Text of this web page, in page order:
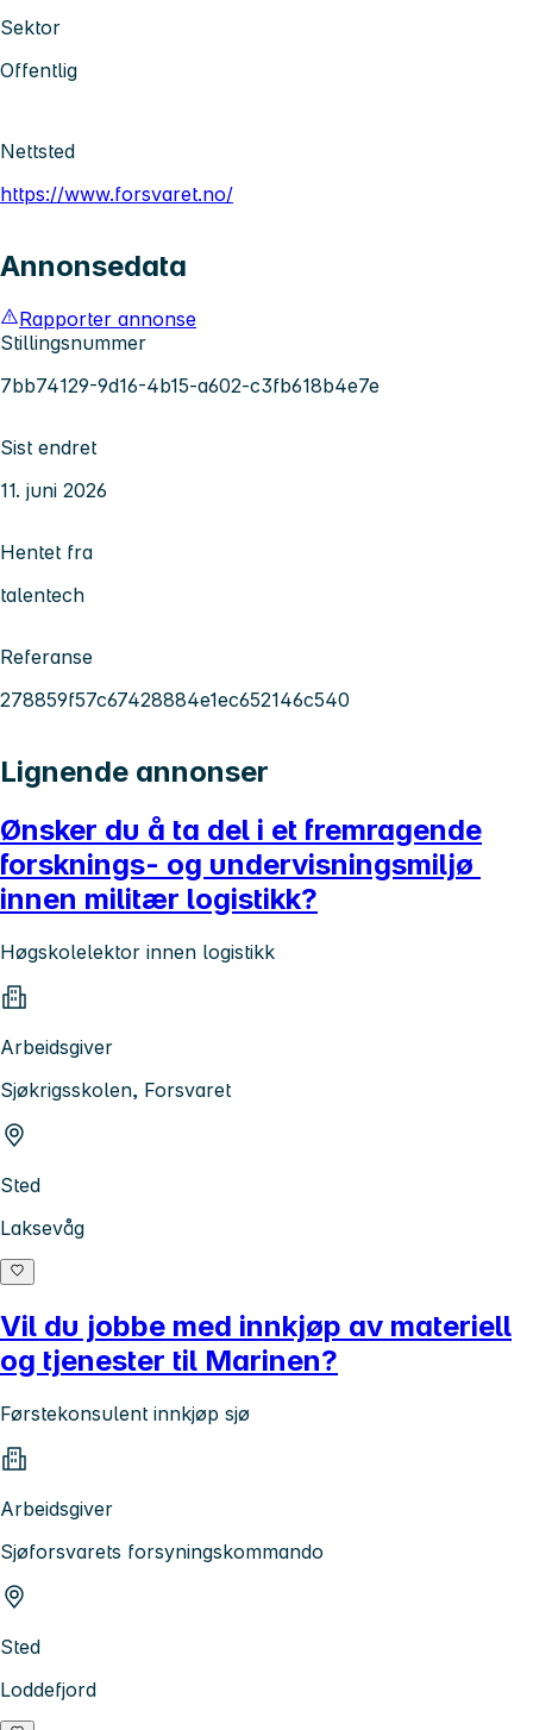
Sektor
Offentlig
Nettsted
https://www.forsvaret.no/
Annonsedata
Rapporter annonse
Stillingsnummer
7bb74129-9d16-4b15-a602-c3fb618b4e7e
Sist endret
11. juni 2026
Hentet fra
talentech
Referanse
278859f57c67428884e1ec652146c540
Lignende annonser
Ønsker du å ta del i et fremragende
forsknings- og undervisningsmiljø
innen militær logistikk?
Høgskolelektor innen logistikk
Arbeidsgiver
Sjøkrigsskolen, Forsvaret
Sted
Laksevåg
Vil du jobbe med innkjøp av materiell
og tjenester til Marinen?
Førstekonsulent innkjøp sjø
Arbeidsgiver
Sjøforsvarets forsyningskommando
Sted
Loddefjord